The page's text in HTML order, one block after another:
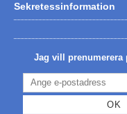
Sekretessinformation
Jag vill prenumerera
OK